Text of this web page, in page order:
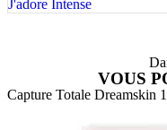
J'adore Intense
VOUS
Capture Totale Dreamskin